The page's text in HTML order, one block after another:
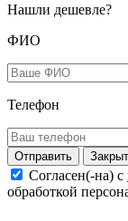
Нашли дешевле?
ФИО
Телефон
Согласен(-на) c
обработкой